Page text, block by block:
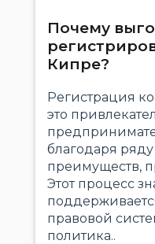
Почему
Кипре?
Регистрация
это
благодаря
преимуществ,
Этот процесс
правовой
политика..